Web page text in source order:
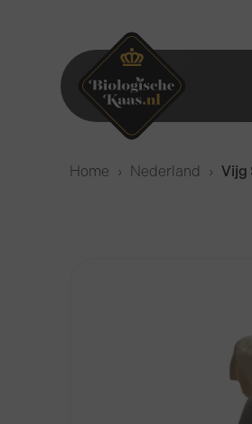
Home › Nederland › Vijg